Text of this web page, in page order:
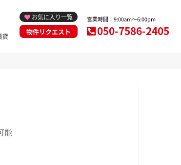
貸
お気に入り一覧
物件リクエスト
営業時間：9:00am～6:00pm
050-7586-2405
能